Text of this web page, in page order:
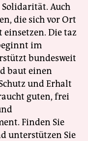
Auch
die sich vor Ort
Die taz
im
bundesweit
baut einen
und Erhalt
guten, frei
Finden Sie
unterstützen Sie